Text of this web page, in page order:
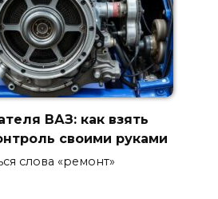
ВАЗ: как взять
своими руками
слова «ремонт»